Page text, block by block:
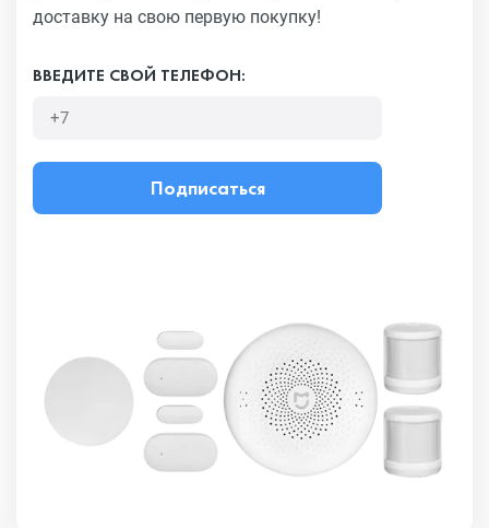
доставку на свою первую покупку!
ВВЕДИТЕ СВОЙ ТЕЛЕФОН:
Подписаться